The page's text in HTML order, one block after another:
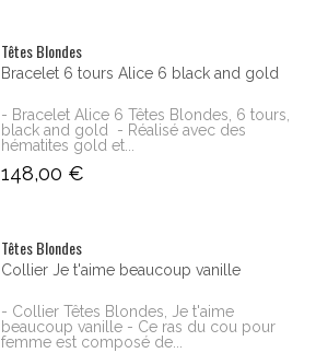
Têtes Blondes
Bracelet 6 tours Alice 6 black and gold
- Bracelet Alice 6 Têtes Blondes, 6 tours,
black and gold - Réalisé avec des
hématites gold et...
148,00 €
Têtes Blondes
Collier Je t'aime beaucoup vanille
- Collier Têtes Blondes, Je t'aime
beaucoup vanille - Ce ras du cou pour
femme est composé de...